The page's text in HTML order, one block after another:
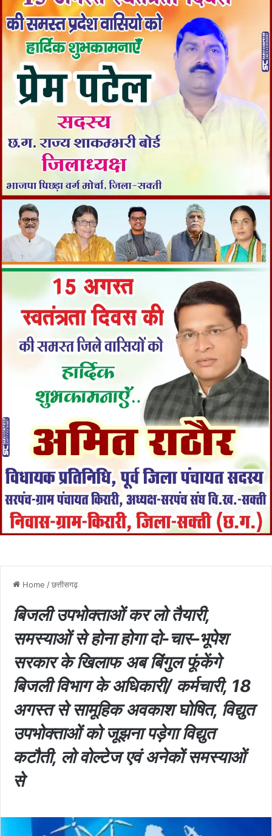
Home /छत्तीसगढ़
बिजली उपभोक्ताओं कर लो तैयारी,
समस्याओं से होना होगा दो-चार–भूपेश
सरकार के खिलाफ अब बिंगुल फूंकेंगे
बिजली विभाग के अधिकारी/ कर्मचारी, 18
अगस्त से सामूहिक अवकाश घोषित, विद्युत
उपभोक्ताओं को जूझना पड़ेगा विद्युत
कटौती, लो वोल्टेज एवं अनेकों समस्याओं
से